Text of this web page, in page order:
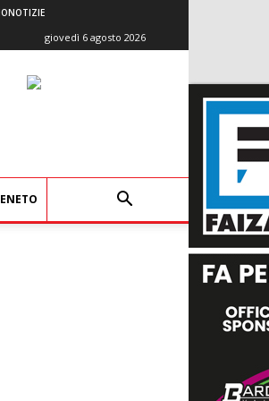
giovedì 6 agosto 2026